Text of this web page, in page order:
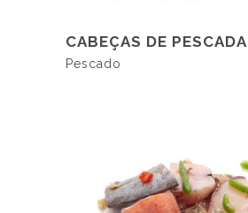
LER MAIS
CABEÇAS DE PESCADA
Pescado